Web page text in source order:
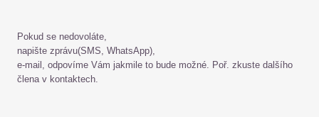
Pokud se nedovoláte,
napište zprávu(SMS, WhatsApp),
e-mail, odpovíme Vám jakmile to bude možné. Poř. zkuste dalšího
člena v kontaktech.